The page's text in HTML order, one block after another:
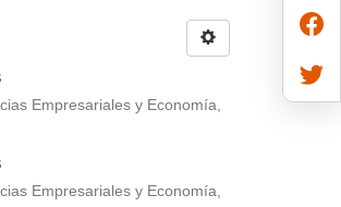
Empresariales y Economía,
Empresariales y Economía,